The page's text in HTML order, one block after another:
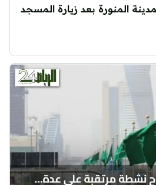
المنورة بعد زيارة المسجد